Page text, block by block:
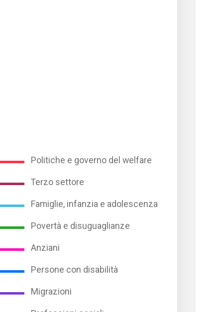
Politiche e governo del welfare
Terzo settore
Famiglie, infanzia e adolescenza
Povertà e disuguaglianze
Anziani
Persone con disabilità
Migrazioni